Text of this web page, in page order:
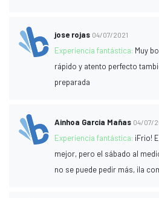
jose rojas 04/07/2021
Experiencia fantástica: Muy
rápido y atento perfecto
preparada
Ainhoa Garcia Mañas 04/07/
Experiencia fantástica: ¡Frio!
mejor, pero el sábado al
no se puede pedir más, ¡la